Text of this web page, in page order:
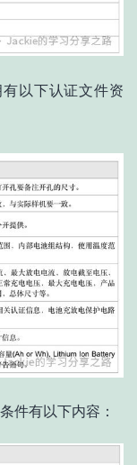
以下认证文件资
有以下内容：